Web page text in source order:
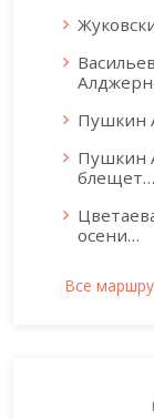
Пушкин
Пушкин
блещет…
осени…
Все